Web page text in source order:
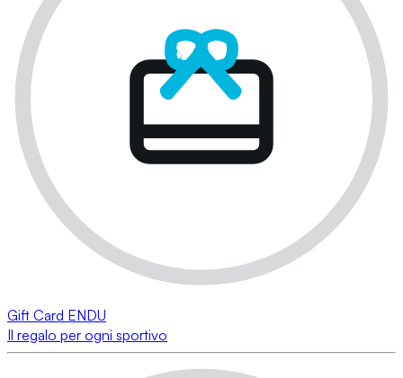
Gift Card ENDU
Il regalo per ogni sportivo